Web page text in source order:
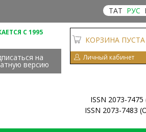
ТАТ РУС
С 1995
на
версию
КОРЗИНА ПУСТА
Личный кабинет
ISSN 2073-7475
ISSN 2073-7483